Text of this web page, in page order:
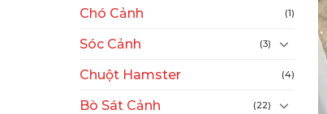
Chó Cảnh (1)
Sóc Cảnh (3)
Chuột Hamster (4)
Bò Sát Cảnh (22)